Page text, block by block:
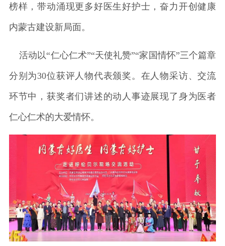
榜样，带动涌现更多好医生好护士，奋力开创健康
内蒙古建设新局面。
活动以“仁心仁术”“天使礼赞”“家国情怀”三个篇章
分别为30位获评人物代表颁奖。在人物采访、交流
环节中，获奖者们讲述的动人事迹展现了身为医者
仁心仁术的大爱情怀。